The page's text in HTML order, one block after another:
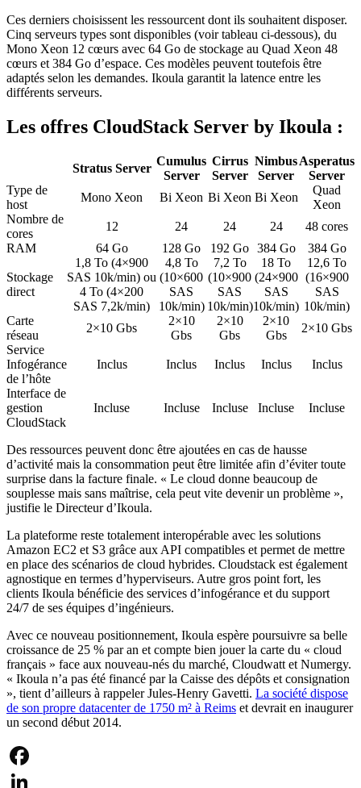
Ces derniers choisissent les ressourcent dont ils souhaitent disposer.
Cinq serveurs types sont disponibles (voir tableau ci-dessous), du
Mono Xeon 12 cœurs avec 64 Go de stockage au Quad Xeon 48
cœurs et 384 Go d’espace. Ces modèles peuvent toutefois être
adaptés selon les demandes. Ikoula garantit la latence entre les
différents serveurs.
Les offres CloudStack Server by Ikoula :
Stratus Server
Cumulus
Server
Cirrus
Server
Nimbus
Server
Asperatus
Server
Type de
host
Mono Xeon Bi Xeon Bi Xeon Bi Xeon
Quad
Xeon
Nombre de
cores
12 24 24 24
48 cores
RAM
64 Go 128 Go 192 Go 384 Go 384 Go
Stockage
direct
1,8 To (4×900
SAS 10k/min) ou
4 To (4×200
SAS 7,2k/min)
4,8 To
(10×600
SAS
10k/min)
7,2 To
(10×900
SAS
10k/min)
18 To
(24×900
SAS
10k/min)
12,6 To
(16×900
SAS
10k/min)
Carte
réseau
2×10 Gbs
2×10
Gbs
2×10
Gbs
2×10
Gbs
2×10 Gbs
Service
Infogérance
de l’hôte
Inclus Inclus Inclus Inclus Inclus
Interface de
gestion
CloudStack
Incluse Incluse Incluse Incluse Incluse
Des ressources peuvent donc être ajoutées en cas de hausse
d’activité mais la consommation peut être limitée afin d’éviter toute
surprise dans la facture finale. « Le cloud donne beaucoup de
souplesse mais sans maîtrise, cela peut vite devenir un problème »,
justifie le Directeur d’Ikoula.
La plateforme reste totalement interopérable avec les solutions
Amazon EC2 et S3 grâce aux API compatibles et permet de mettre
en place des scénarios de cloud hybrides. Cloudstack est également
agnostique en termes d’hyperviseurs. Autre gros point fort, les
clients Ikoula bénéficie des services d’infogérance et du support
24/7 de ses équipes d’ingénieurs.
Avec ce nouveau positionnement, Ikoula espère poursuivre sa belle
croissance de 25 % par an et compte bien jouer la carte du « cloud
français » face aux nouveau-nés du marché, Cloudwatt et Numergy.
« Ikoula n’a pas été financé par la Caisse des dépôts et consignation
», tient d’ailleurs à rappeler Jules-Henry Gavetti. La société dispose
de son propre datacenter de 1750 m² à Reims et devrait en inaugurer
un second début 2014.
Facebook